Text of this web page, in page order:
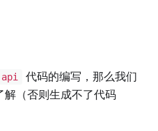
api
代码的编写，那么我们
解（否则生成不了代码